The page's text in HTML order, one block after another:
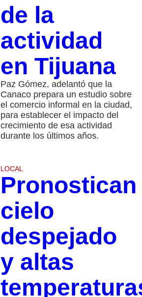
de la
actividad
en Tijuana
Paz Gómez, adelantó que la
Canaco prepara un estudio sobre
el comercio informal en la ciudad,
para establecer el impacto del
crecimiento de esa actividad
durante los últimos años.
LOCAL
Pronostican
cielo
despejado
y altas